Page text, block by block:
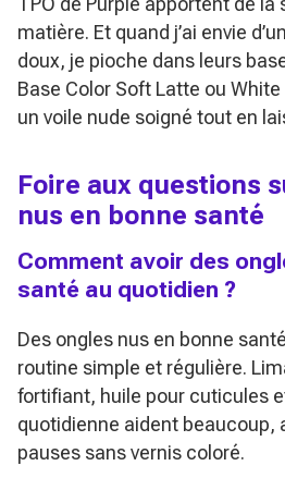
matière. Et quand j’ai envie
doux, je pioche dans leurs
Base Color Soft Latte ou
un voile nude soigné tout en
Foire aux questions
nus en bonne santé
Comment avoir des
santé au quotidien ?
Des ongles nus en bonne
routine simple et régulière.
fortifiant, huile pour cuticules
quotidienne aident beaucoup,
pauses sans vernis coloré.